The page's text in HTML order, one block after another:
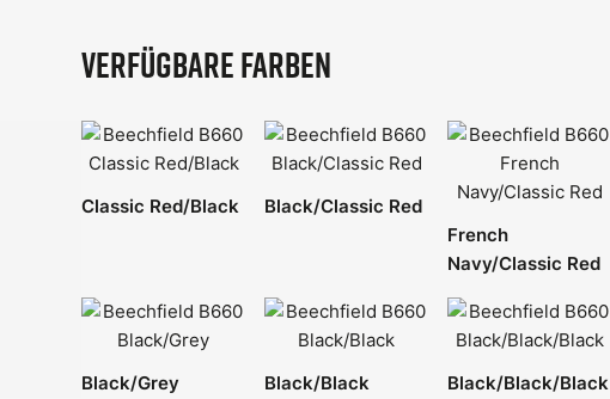
Verfügbare Farben
Classic Red/Black
Black/Classic Red
French
Navy/Classic Red
Black/Grey Black/Black Black/Black/Black